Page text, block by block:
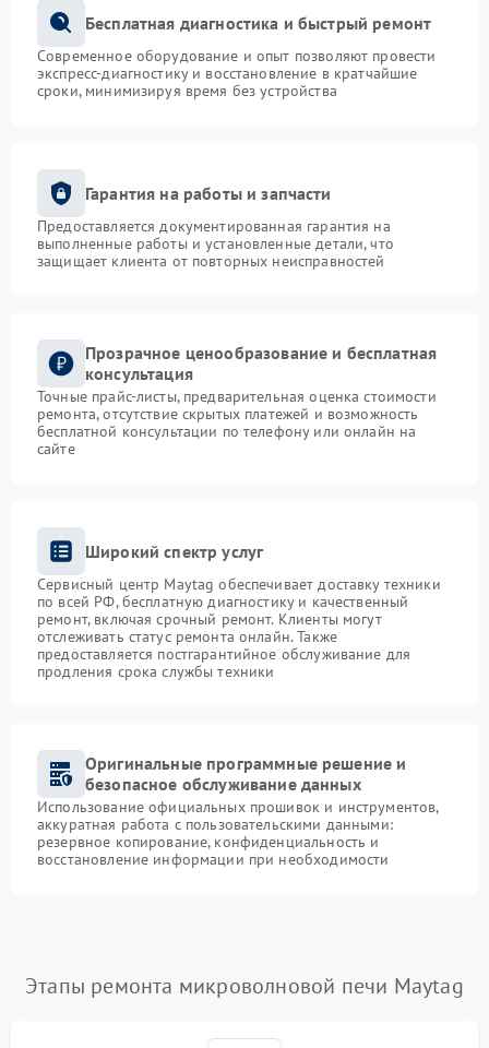
Бесплатная диагностика и быстрый ремонт
Современное оборудование и опыт позволяют провести
экспресс-диагностику и восстановление в кратчайшие
сроки, минимизируя время без устройства
Гарантия на работы и запчасти
Предоставляется документированная гарантия на
выполненные работы и установленные детали, что
защищает клиента от повторных неисправностей
Прозрачное ценообразование и бесплатная
консультация
Точные прайс-листы, предварительная оценка стоимости
ремонта, отсутствие скрытых платежей и возможность
бесплатной консультации по телефону или онлайн на
сайте
Широкий спектр услуг
Сервисный центр Maytag обеспечивает доставку техники
по всей РФ, бесплатную диагностику и качественный
ремонт, включая срочный ремонт. Клиенты могут
отслеживать статус ремонта онлайн. Также
предоставляется постгарантийное обслуживание для
продления срока службы техники
Оригинальные программные решение и
безопасное обслуживание данных
Использование официальных прошивок и инструментов,
аккуратная работа с пользовательскими данными:
резервное копирование, конфиденциальность и
восстановление информации при необходимости
Этапы ремонта микроволновой печи Maytag